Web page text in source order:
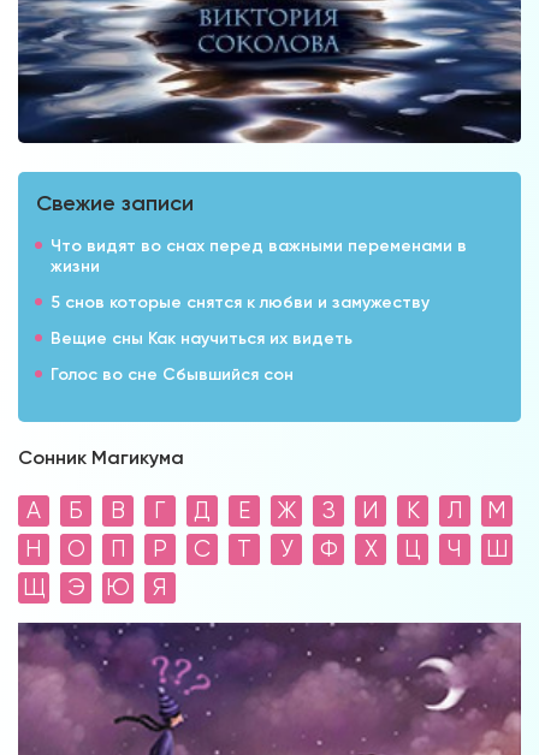
Свежие записи
Что видят во снах перед важными переменами в
жизни
5 снов которые снятся к любви и замужеству
Вещие сны Как научиться их видеть
Голос во сне Сбывшийся сон
Сонник Магикума
А Б В Г Д Е Ж З И К Л
М
Н
О П Р С Т У Ф Х Ц Ч
Ш
Щ
Э Ю Я